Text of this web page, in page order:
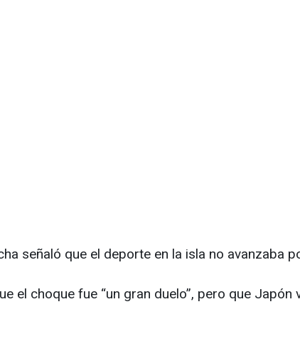
señaló que el deporte en la isla no avanzaba
el choque fue “un gran duelo”, pero que